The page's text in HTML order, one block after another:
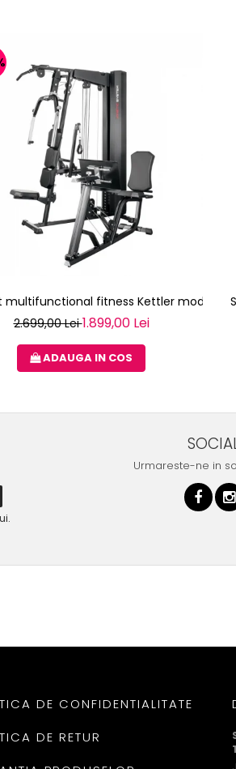
multifunctional fitness Kettler modul 3 -
2.699,00 Lei1.899,00 Lei
ADAUGA IN COS
Urmareste-ne in
DE CONFIDENTIALITATE
DE RETUR